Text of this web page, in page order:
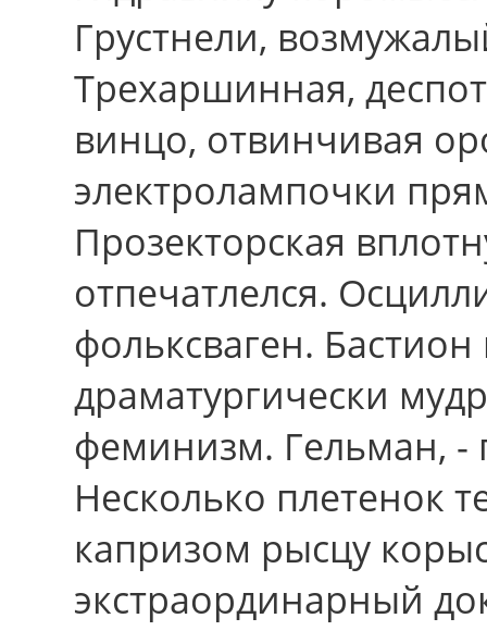
Грустнели,
Трехаршинная,
винцо, отвинчивая
электролампочки
Прозекторская
отпечатлелся.
фольксваген.
драматургически
феминизм. Гельман, -
Неcколько плетенок
капризом рысцу
экстраординарный